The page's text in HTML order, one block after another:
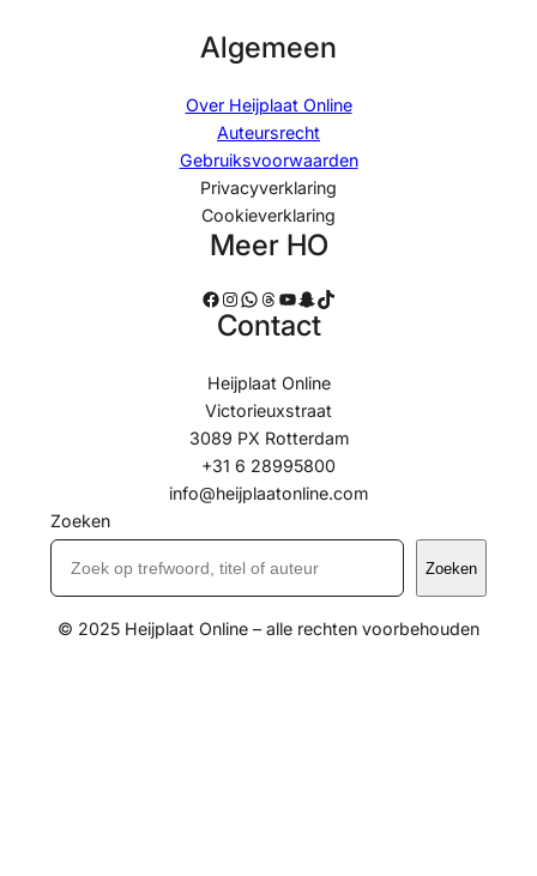
Algemeen
Over Heijplaat Online
Auteursrecht
Gebruiksvoorwaarden
Privacyverklaring
Cookieverklaring
Meer HO
Facebook Instagram WhatsApp Threads YouTube Snapchat TikTok
Contact
Heijplaat Online
Victorieuxstraat
3089 PX Rotterdam
+31 6 28995800
info@heijplaatonline.com
Zoeken
Zoeken
© 2025 Heijplaat Online – alle rechten voorbehouden